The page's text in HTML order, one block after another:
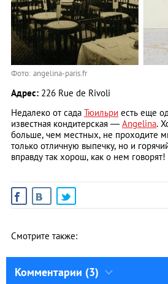
Фото: angelina-paris.fr
Адрес: 226 Rue de Rivoli
Недалеко от сада Тюильри есть еще
известная кондитерская — Angelina.
больше, чем местных, не проходите
только отличную выпечку, но и
вправду так хорош, как о нем говорят!
Смотрите также:
Комментарии (3)